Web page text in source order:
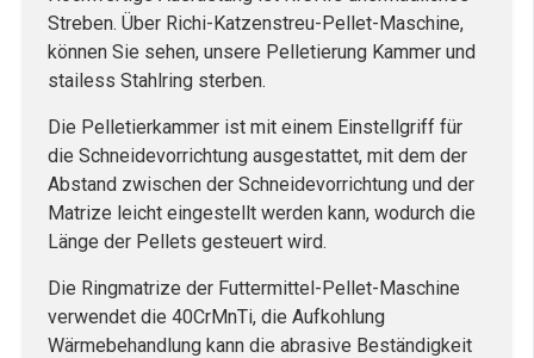
Streben. Über Richi-Katzenstreu-Pellet-Maschine,
können Sie sehen, unsere Pelletierung Kammer und
stailess Stahlring sterben.
Die Pelletierkammer ist mit einem Einstellgriff für
die Schneidevorrichtung ausgestattet, mit dem der
Abstand zwischen der Schneidevorrichtung und der
Matrize leicht eingestellt werden kann, wodurch die
Länge der Pellets gesteuert wird.
Die Ringmatrize der Futtermittel-Pellet-Maschine
verwendet die 40CrMnTi, die Aufkohlung
Wärmebehandlung kann die abrasive Beständigkeit